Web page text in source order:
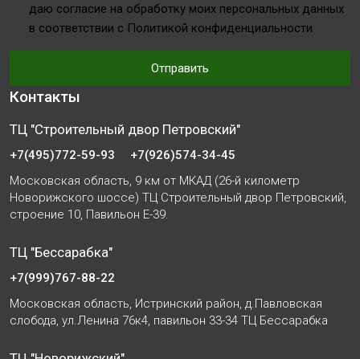
даю согласие на обработку моих персональных данных
в соответствии с Политикой конфиденциальности
Отправить
Контакты
ТЦ "Строительный двор Петровский"
+7(495)772-59-93
+7(926)574-34-45
Московская область, 9 км от МКАД (26-й километр
Новорижского шоссе) ТЦ Строительный двор Петровский,
строение 10, Павильон Е-39.
ТЦ "Бессарабка"
+7(999)767-88-22
Московская область, Истринский район, д.Павловская
слобода, ул.Ленина 76к4, павильон 33-34 ТЦ Бессарабка